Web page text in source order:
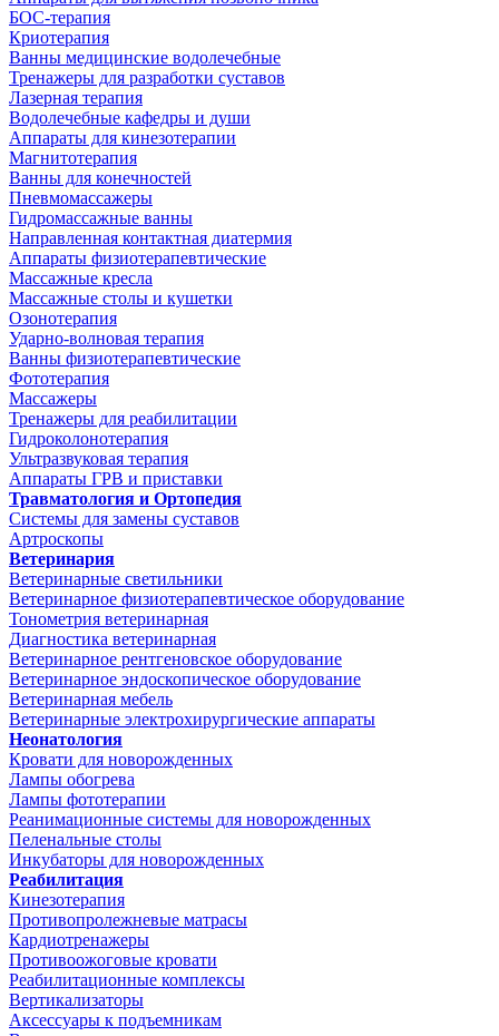
БОС-терапия
Криотерапия
Ванны медицинские водолечебные
Тренажеры для разработки суставов
Лазерная терапия
Водолечебные кафедры и души
Аппараты для кинезотерапии
Магнитотерапия
Ванны для конечностей
Пневмомассажеры
Гидромассажные ванны
Направленная контактная диатермия
Аппараты физиотерапевтические
Массажные кресла
Массажные столы и кушетки
Озонотерапия
Ударно-волновая терапия
Ванны физиотерапевтические
Фототерапия
Массажеры
Тренажеры для реабилитации
Гидроколонотерапия
Ультразвуковая терапия
Аппараты ГРВ и приставки
Травматология и Ортопедия
Системы для замены суставов
Артроскопы
Ветеринария
Ветеринарные светильники
Ветеринарное физиотерапевтическое оборудование
Тонометрия ветеринарная
Диагностика ветеринарная
Ветеринарное рентгеновское оборудование
Ветеринарное эндоскопическое оборудование
Ветеринарная мебель
Ветеринарные электрохирургические аппараты
Неонатология
Кровати для новорожденных
Лампы обогрева
Лампы фототерапии
Реанимационные системы для новорожденных
Пеленальные столы
Инкубаторы для новорожденных
Реабилитация
Кинезотерапия
Противопролежневые матрасы
Кардиотренажеры
Противоожоговые кровати
Реабилитационные комплексы
Вертикализаторы
Аксессуары к подъемникам